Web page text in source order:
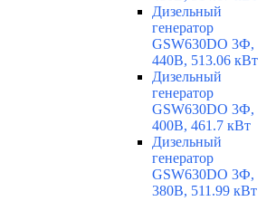
Дизельный
генератор
GSW630DO 3Ф,
440В, 513.06 кВт
Дизельный
генератор
GSW630DO 3Ф,
400В, 461.7 кВт
Дизельный
генератор
GSW630DO 3Ф,
380В, 511.99 кВт